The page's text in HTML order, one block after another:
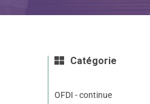
Catégorie
OFDI - continue